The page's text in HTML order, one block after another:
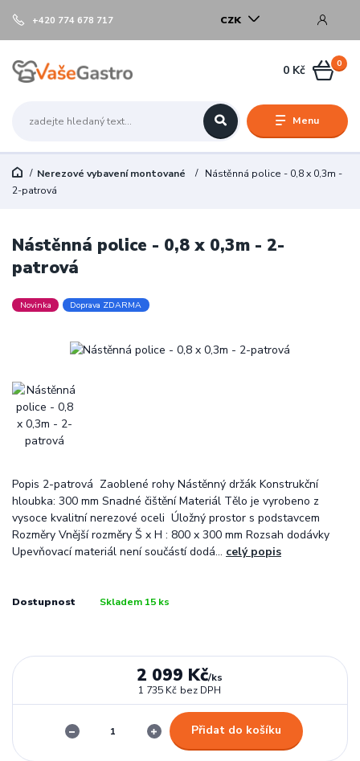
Menu
CZK
+420 774 678 717
0
0 Kč
Nerezové vybavení montované
Nástěnná police - 0,8 x 0,3m -
2-patrová
Nástěnná police - 0,8 x 0,3m - 2-
patrová
Novinka Doprava ZDARMA
Popis 2-patrová Zaoblené rohy Nástěnný držák Konstrukční
hloubka: 300 mm Snadné čištění Materiál Tělo je vyrobeno z
vysoce kvalitní nerezové oceli Úložný prostor s podstavcem
Rozměry Vnější rozměry Š x H : 800 x 300 mm Rozsah dodávky
Upevňovací materiál není součástí dodá... celý popis
Dostupnost Skladem 15 ks
2 099 Kč/ks
1 735 Kč bez DPH
Přidat do košíku